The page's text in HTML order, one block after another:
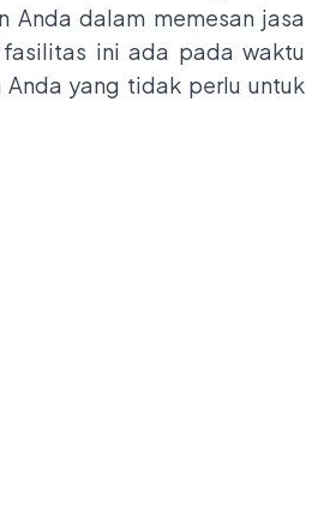
Anda dalam memesan jasa
fasilitas ini ada pada waktu
yang tidak perlu untuk